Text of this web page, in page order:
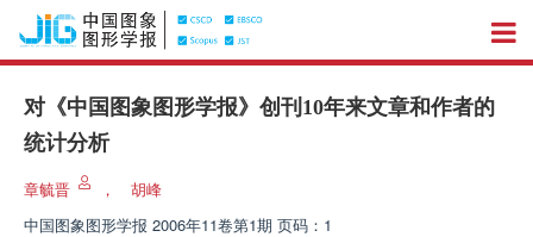
对《中国图象图形学报》创刊10年来文章和作者的
统计分析
章毓晋 ，
胡峰
中国图象图形学报 2006年11卷第1期 页码：1